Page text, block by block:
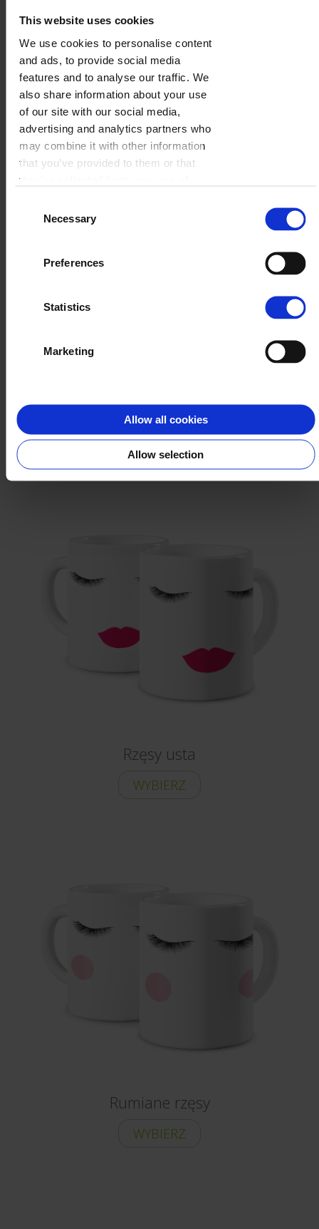
This website uses cookies
We use cookies to personalise content
and ads, to provide social media
features and to analyse our traffic. We
also share information about your use
of our site with our social media,
advertising and analytics partners who
may combine it with other information
that you’ve provided to them or that
they’ve collected from your use of
SelectionNecessary
Preferences
Statistics
Marketing
Allow all cookies
Allow selection
Niebo
WYBIERZ
Świat w akwarelach
WYBIERZ
Rzęsy usta
WYBIERZ
Rumiane rzęsy
WYBIERZ